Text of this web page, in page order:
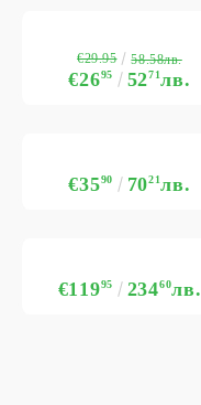
€2695 5271лв.
€29.95 58.58лв.
€3590 7021лв.
€11995 23460лв.